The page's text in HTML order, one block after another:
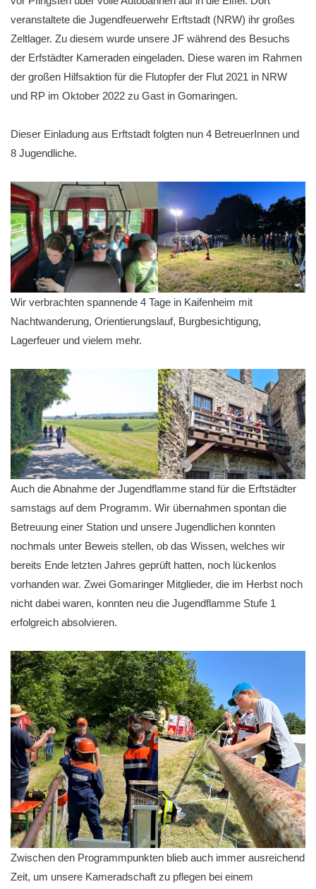
veranstaltete die Jugendfeuerwehr Erftstadt (NRW) ihr großes
Zeltlager. Zu diesem wurde unsere JF während des Besuchs
der Erfstädter Kameraden eingeladen. Diese waren im Rahmen
der großen Hilfsaktion für die Flutopfer der Flut 2021 in NRW
und RP im Oktober 2022 zu Gast in Gomaringen.
Dieser Einladung aus Erftstadt folgten nun 4 BetreuerInnen und
8 Jugendliche.
Wir verbrachten spannende 4 Tage in Kaifenheim mit
Nachtwanderung, Orientierungslauf, Burgbesichtigung,
Lagerfeuer und vielem mehr.
Auch die Abnahme der Jugendflamme stand für die Erftstädter
samstags auf dem Programm. Wir übernahmen spontan die
Betreuung einer Station und unsere Jugendlichen konnten
nochmals unter Beweis stellen, ob das Wissen, welches wir
bereits Ende letzten Jahres geprüft hatten, noch lückenlos
vorhanden war. Zwei Gomaringer Mitglieder, die im Herbst noch
nicht dabei waren, konnten neu die Jugendflamme Stufe 1
erfolgreich absolvieren.
Zwischen den Programmpunkten blieb auch immer ausreichend
Zeit, um unsere Kameradschaft zu pflegen bei einem